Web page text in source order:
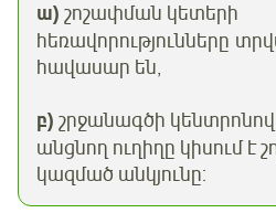
ա) շոշափման կետերի
հեռավորությունները
հավասար են,
բ) շրջանագծի
անցնող ուղիղը կիսում է
կազմած անկյունը: